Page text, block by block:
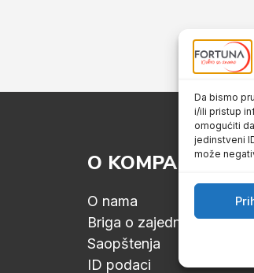
Da bismo
i/ili pristup
omogućiti
jedinstveni
može
O KOMPANIJI
O nama
Briga o zajednici
Saopštenja
ID podaci